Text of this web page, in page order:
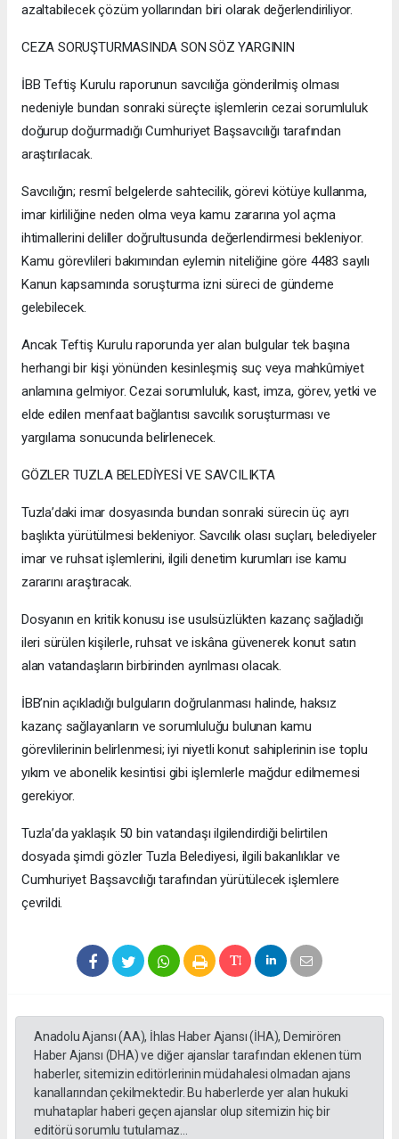
azaltabilecek çözüm yollarından biri olarak değerlendiriliyor.
CEZA SORUŞTURMASINDA SON SÖZ YARGININ
İBB Teftiş Kurulu raporunun savcılığa gönderilmiş olması
nedeniyle bundan sonraki süreçte işlemlerin cezai sorumluluk
doğurup doğurmadığı Cumhuriyet Başsavcılığı tarafından
araştırılacak.
Savcılığın; resmî belgelerde sahtecilik, görevi kötüye kullanma,
imar kirliliğine neden olma veya kamu zararına yol açma
ihtimallerini deliller doğrultusunda değerlendirmesi bekleniyor.
Kamu görevlileri bakımından eylemin niteliğine göre 4483 sayılı
Kanun kapsamında soruşturma izni süreci de gündeme
gelebilecek.
Ancak Teftiş Kurulu raporunda yer alan bulgular tek başına
herhangi bir kişi yönünden kesinleşmiş suç veya mahkûmiyet
anlamına gelmiyor. Cezai sorumluluk, kast, imza, görev, yetki ve
elde edilen menfaat bağlantısı savcılık soruşturması ve
yargılama sonucunda belirlenecek.
GÖZLER TUZLA BELEDİYESİ VE SAVCILIKTA
Tuzla’daki imar dosyasında bundan sonraki sürecin üç ayrı
başlıkta yürütülmesi bekleniyor. Savcılık olası suçları, belediyeler
imar ve ruhsat işlemlerini, ilgili denetim kurumları ise kamu
zararını araştıracak.
Dosyanın en kritik konusu ise usulsüzlükten kazanç sağladığı
ileri sürülen kişilerle, ruhsat ve iskâna güvenerek konut satın
alan vatandaşların birbirinden ayrılması olacak.
İBB’nin açıkladığı bulguların doğrulanması halinde, haksız
kazanç sağlayanların ve sorumluluğu bulunan kamu
görevlilerinin belirlenmesi; iyi niyetli konut sahiplerinin ise toplu
yıkım ve abonelik kesintisi gibi işlemlerle mağdur edilmemesi
gerekiyor.
Tuzla’da yaklaşık 50 bin vatandaşı ilgilendirdiği belirtilen
dosyada şimdi gözler Tuzla Belediyesi, ilgili bakanlıklar ve
Cumhuriyet Başsavcılığı tarafından yürütülecek işlemlere
çevrildi.
Anadolu Ajansı (AA), İhlas Haber Ajansı (İHA), Demirören
Haber Ajansı (DHA) ve diğer ajanslar tarafından eklenen tüm
haberler, sitemizin editörlerinin müdahalesi olmadan ajans
kanallarından çekilmektedir. Bu haberlerde yer alan hukuki
muhataplar haberi geçen ajanslar olup sitemizin hiç bir
editörü sorumlu tutulamaz...